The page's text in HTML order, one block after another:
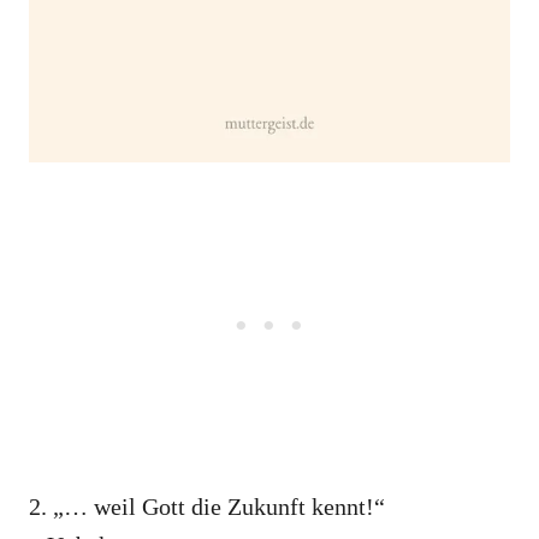
2. „… weil Gott die Zukunft kennt!“